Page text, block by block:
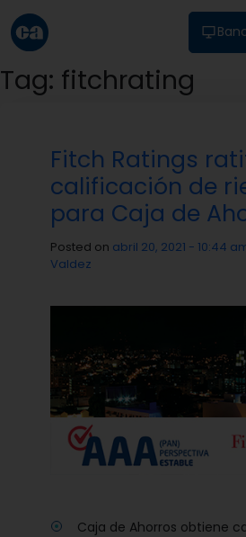
Tag: fitchrating
Fitch Ratings
calificación de
para Caja de
Posted on abril 20, 2021 - 10:44
Valdez
Caja de Ahorros obtiene